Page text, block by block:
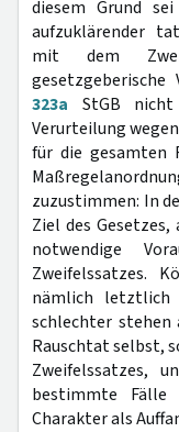
diesem Grund
aufzuklärender
mit dem
323a StGB
Verurteilung
für die gesamten
zuzustimmen: In
Ziel des
notwendige
Zweifelssatzes.
nämlich letztlich
schlechter stehen
Rauschtat selbst,
Zweifelssatzes,
bestimmte Fälle
Charakter als